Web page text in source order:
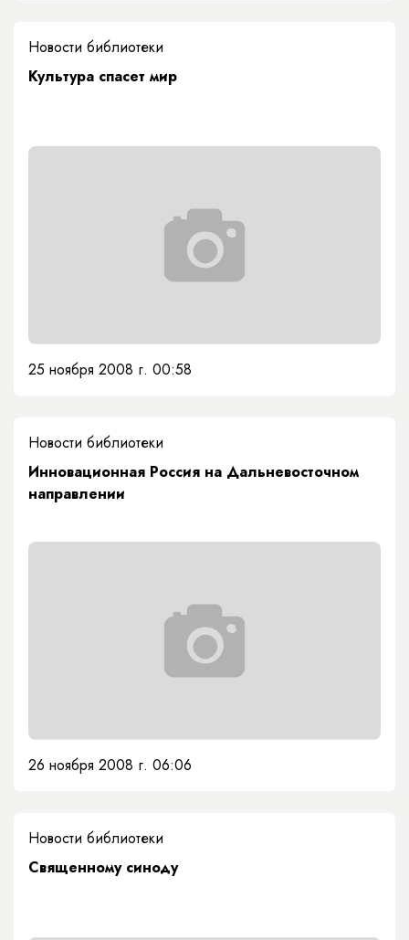
Новости библиотеки
Культура спасет мир
25 ноября 2008 г. 00:58
Новости библиотеки
Инновационная Россия на Дальневосточном
направлении
26 ноября 2008 г. 06:06
Новости библиотеки
Священному синоду